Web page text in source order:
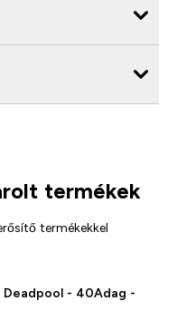
termékek
termékekkel
- 40Adag -